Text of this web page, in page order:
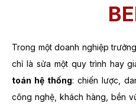
Trong một doanh nghiệp
chỉ là sửa một quy trình hay
toán hệ thống: chiến lược,
công nghệ, khách hàng, bền